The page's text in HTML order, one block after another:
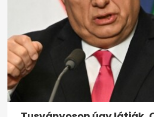
Schobert Norbiék
újraházasodtak:
gyönyörű...